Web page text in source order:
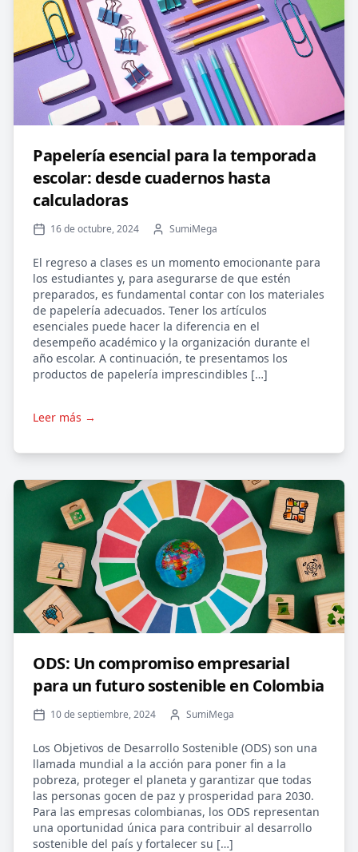
Papelería esencial para la temporada
escolar: desde cuadernos hasta
calculadoras
16 de octubre, 2024 SumiMega
El regreso a clases es un momento emocionante para
los estudiantes y, para asegurarse de que estén
preparados, es fundamental contar con los materiales
de papelería adecuados. Tener los artículos
esenciales puede hacer la diferencia en el
desempeño académico y la organización durante el
año escolar. A continuación, te presentamos los
productos de papelería imprescindibles […]
Leer más →
ODS: Un compromiso empresarial
para un futuro sostenible en Colombia
10 de septiembre, 2024 SumiMega
Los Objetivos de Desarrollo Sostenible (ODS) son una
llamada mundial a la acción para poner fin a la
pobreza, proteger el planeta y garantizar que todas
las personas gocen de paz y prosperidad para 2030.
Para las empresas colombianas, los ODS representan
una oportunidad única para contribuir al desarrollo
sostenible del país y fortalecer su […]